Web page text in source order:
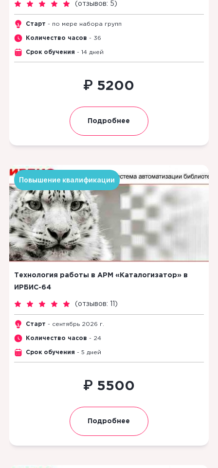
( отзывов: 5 )
Старт - по мере набора групп
Количество часов - 36
Срок обучения - 14 дней
₽ 5200
Подробнее
Повышение квалификации
Технология работы в АРМ «Каталогизатор» в
ИРБИС-64
( отзывов: 11 )
Старт - сентябрь 2026 г.
Количество часов - 24
Срок обучения - 5 дней
₽ 5500
Подробнее